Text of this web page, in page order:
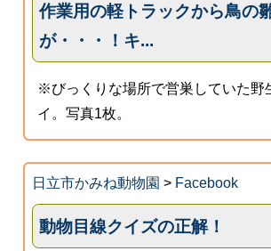
作業用の軽トラックから鳥の
が・・・！キ...
※びっくりな場所で営巣していた野
イ。写真1枚。
日立市かみね動物園 > Facebook
動物目線クイズの正解！